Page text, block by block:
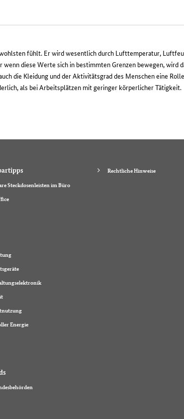
fühlt. Er wird wesentlich durch Lufttemperatur,
diese Werte sich in bestimmten Grenzen bewegen, wird
die Kleidung und der Aktivitätsgrad des Menschen eine
als bei Arbeitsplätzen mit geringer körperlicher Tätigkeit.
Steckdosenleisten im Büro
Energie
Rechtliche Hinweise